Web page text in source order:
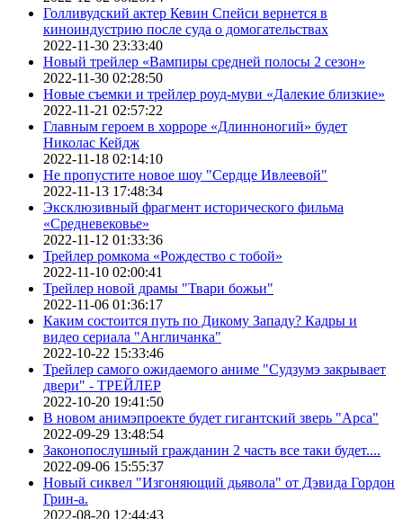
Голливудский актер Кевин Спейси вернется в
киноиндустрию после суда о домогательствах
2022-11-30 23:33:40
Новый трейлер «Вампиры средней полосы 2 сезон»
2022-11-30 02:28:50
Новые съемки и трейлер роуд-муви «Далекие близкие»
2022-11-21 02:57:22
Главным героем в хорроре «Длинноногий» будет
Николас Кейдж
2022-11-18 02:14:10
Не пропустите новое шоу "Сердце Ивлеевой"
2022-11-13 17:48:34
Эксклюзивный фрагмент исторического фильма
«Средневековье»
2022-11-12 01:33:36
Трейлер ромкома «Рождество с тобой»
2022-11-10 02:00:41
Трейлер новой драмы "Твари божьи"
2022-11-06 01:36:17
Каким состоится путь по Дикому Западу? Кадры и
видео сериала "Англичанка"
2022-10-22 15:33:46
Трейлер самого ожидаемого аниме "Судзумэ закрывает
двери" - ТРЕЙЛЕР
2022-10-20 19:41:50
В новом анимэпроекте будет гигантский зверь "Арса"
2022-09-29 13:48:54
Законопослушный гражданин 2 часть все таки будет....
2022-09-06 15:55:37
Новый сиквел "Изгоняющий дьявола" от Дэвида Гордон
Грин-а.
2022-08-20 12:44:43